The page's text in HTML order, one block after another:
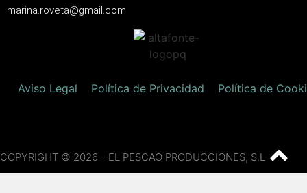
marina.roveta@gmail.com
Aviso Legal Política de Privacidad Política de
COPYRIGHT © 2026 - EL PESCAO PRODUCCIONES, S.L